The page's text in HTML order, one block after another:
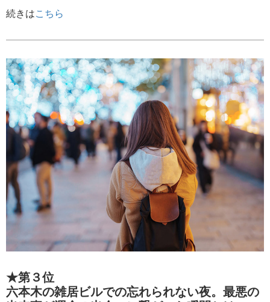
続きはこちら
★第３位
六本木の雑居ビルでの忘れられない夜。最悪の